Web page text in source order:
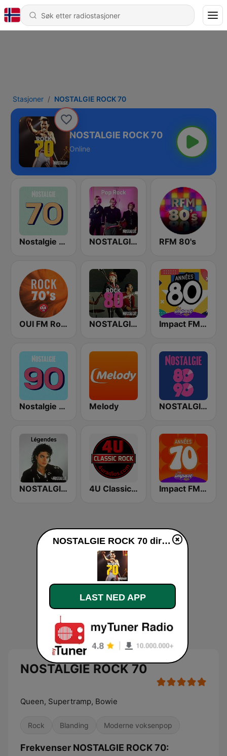
Stasjoner NOSTALGIE ROCK 70
NOSTALGIE ROCK 70
Online
Nostalgie 70 NOSTALGIE POP ROCK RFM 80's
OUI FM Rock 70's NOSTALGIE ROCK 80 Impact FM - Années 80
Nostalgie 90 Melody NOSTALGIE 80 90
NOSTALGIE LEGENDES 4U Classic Rock Impact FM - Années 70
NOSTALGIE ROCK 70
Queen, Supertramp, Bowie
Rock Blanding Moderne voksenpop
Frekvenser NOSTALGIE ROCK 70:
NOSTALGIE ROCK 70 direkte
LAST NED APP